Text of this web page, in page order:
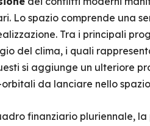
Lo spazio comprende una
Tra i principali
del clima, i quali
si aggiunge un ulteriore
da lanciare nello spazio
finanziario pluriennale, la